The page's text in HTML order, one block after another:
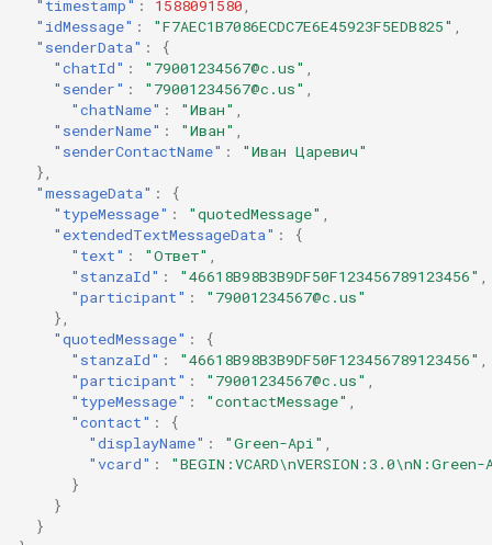
"timestamp" : 1588091580,
"idMessage" : "F7AEC1B7086ECDC7E6E45923F5EDB825" ,
"senderData" :
{
"chatId" : "79001234567@c.us" ,
"sender" : "79001234567@c.us" ,
"chatName" : "Иван" ,
"senderName" : "Иван" ,
"senderContactName" :
"Иван Царевич"
},
"messageData" :
{
"typeMessage" : "quotedMessage" ,
"extendedTextMessageData" :
{
"text" : "Ответ" ,
"stanzaId" : "46618B98B3B9DF50F123456789123456" ,
"participant" :
"79001234567@c.us"
},
"quotedMessage" :
{
"stanzaId" : "46618B98B3B9DF50F123456789123456" ,
"participant" : "79001234567@c.us" ,
"typeMessage" : "contactMessage" ,
"contact" :
{
"displayName" : "Green-Api" ,
"vcard" :
}
}
}